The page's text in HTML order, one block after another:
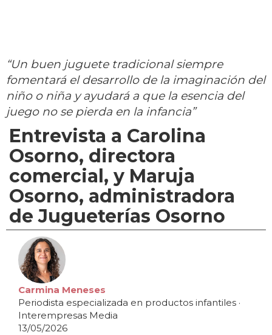
“Un buen juguete tradicional siempre
fomentará el desarrollo de la imaginación del
niño o niña y ayudará a que la esencia del
juego no se pierda en la infancia”
Entrevista a Carolina
Osorno, directora
comercial, y Maruja
Osorno, administradora
de Jugueterías Osorno
Carmina Meneses
Periodista especializada en productos infantiles ·
Interempresas Media
13/05/2026